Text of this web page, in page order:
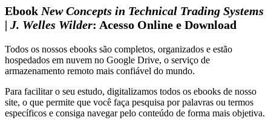
Ebook New Concepts in Technical Trading Systems
| J. Welles Wilder: Acesso Online e Download
Todos os nossos ebooks são completos, organizados e estão
hospedados em nuvem no Google Drive, o serviço de
armazenamento remoto mais confiável do mundo.
Para facilitar o seu estudo, digitalizamos todos os ebooks de nosso
site, o que permite que você faça pesquisa por palavras ou termos
específicos e consiga navegar pelo conteúdo de forma mais objetiva.